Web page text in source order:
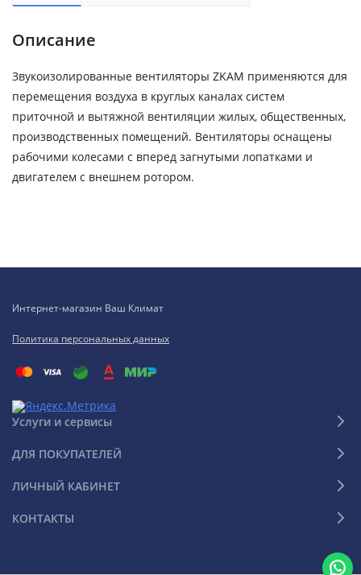
Описание
Звукоизолированные вентиляторы ZKAM применяются для
перемещения воздуха в круглых каналах систем
приточной и вытяжной вентиляции жилых, общественных,
производственных помещений. Вентиляторы оснащены
рабочими колесами с вперед загнутыми лопатками и
двигателем с внешнем ротором.
Интернет-магазин Ваш Климат
Политика персональных данных
Услуги и сервисы
ДЛЯ ПОКУПАТЕЛЕЙ
ЛИЧНЫЙ КАБИНЕТ
КОНТАКТЫ